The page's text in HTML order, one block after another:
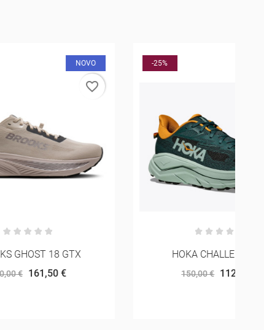
-25%
HOKA CHALLENGER 8